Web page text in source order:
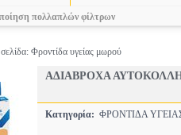
πολλαπλών φίλτρων
Φροντίδα υγείας μωρού
ΑΔΙΑΒΡΟΧΑ
Κατηγορία: ΦΡΟΝΤΙΔΑ